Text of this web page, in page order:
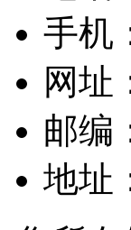
手机
网址
邮编
地址